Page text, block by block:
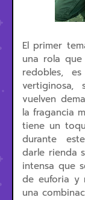
El primer
una rola
redobles,
vuelven
la fragancia
tiene un
durante
darle rienda
intensa que
de euforia y
una